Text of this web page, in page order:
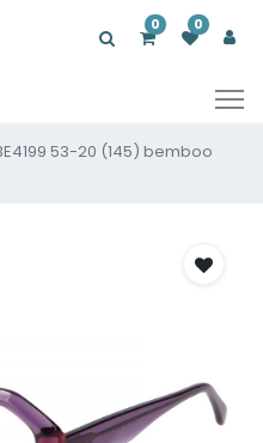
0 0
53-20 (145) bemboo